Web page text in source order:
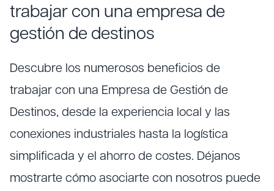
trabajar con una empresa de
gestión de destinos
Descubre los numerosos beneficios de
trabajar con una Empresa de Gestión de
Destinos, desde la experiencia local y las
conexiones industriales hasta la logística
simplificada y el ahorro de costes. Déjanos
mostrarte cómo asociarte con nosotros puede